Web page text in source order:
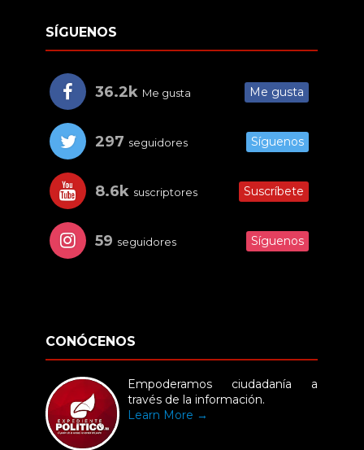
SÍGUENOS
36.2k Me gusta Me gusta
297 seguidores Síguenos
8.6k suscriptores Suscríbete
59 seguidores Síguenos
CONÓCENOS
Empoderamos ciudadanía a
través de la información.
Learn More →